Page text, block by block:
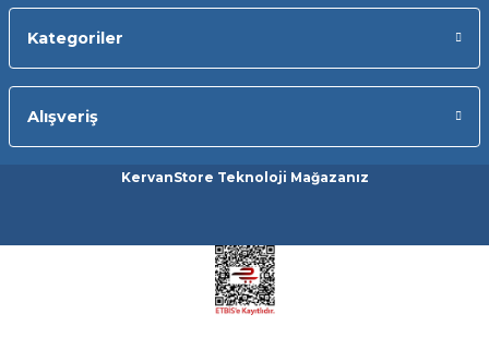
Kategoriler
Alışveriş
KervanStore Teknoloji Mağazanız